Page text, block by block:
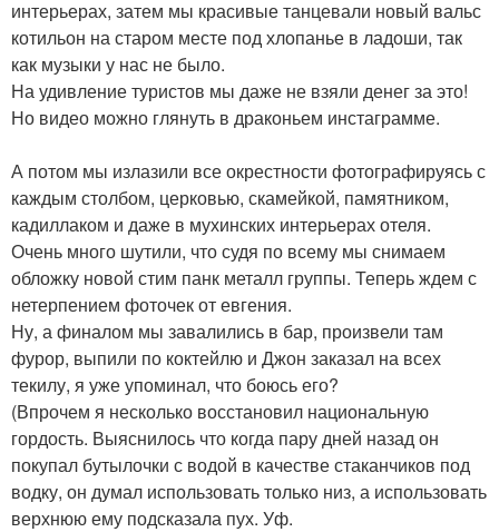
интерьерах, затем мы красивые танцевали новый вальс
котильон на старом месте под хлопанье в ладоши, так
как музыки у нас не было.
На удивление туристов мы даже не взяли денег за это!
Но видео можно глянуть в драконьем инстаграмме.
А потом мы излазили все окрестности фотографируясь с
каждым столбом, церковью, скамейкой, памятником,
кадиллаком и даже в мухинских интерьерах отеля.
Очень много шутили, что судя по всему мы снимаем
обложку новой стим панк металл группы. Теперь ждем с
нетерпением фоточек от евгения.
Ну, а финалом мы завалились в бар, произвели там
фурор, выпили по коктейлю и Джон заказал на всех
текилу, я уже упоминал, что боюсь его?
(Впрочем я несколько восстановил национальную
гордость. Выяснилось что когда пару дней назад он
покупал бутылочки с водой в качестве стаканчиков под
водку, он думал использовать только низ, а использовать
верхнюю ему подсказала пух. Уф.